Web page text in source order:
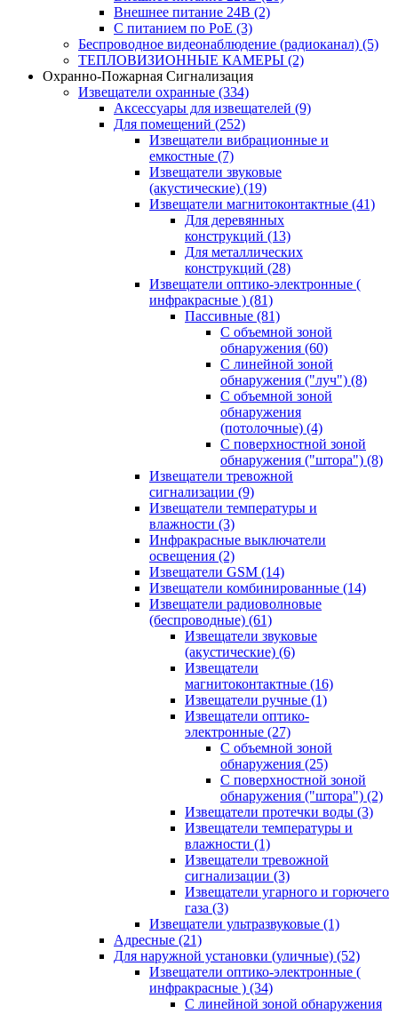
Внешнее питание 24В (2)
С питанием по PoE (3)
Беспроводное видеонаблюдение (радиоканал) (5)
ТЕПЛОВИЗИОННЫЕ КАМЕРЫ (2)
Охранно-Пожарная Сигнализация
Извещатели охранные (334)
Аксессуары для извещателей (9)
Для помещений (252)
Извещатели вибрационные и
емкостные (7)
Извещатели звуковые
(акустические) (19)
Извещатели магнитоконтактные (41)
Для деревянных
конструкций (13)
Для металлических
конструкций (28)
Извещатели оптико-электронные (
инфракрасные ) (81)
Пассивные (81)
С объемной зоной
обнаружения (60)
С линейной зоной
обнаружения ("луч") (8)
С объемной зоной
обнаружения
(потолочные) (4)
С поверхностной зоной
обнаружения ("штора") (8)
Извещатели тревожной
сигнализации (9)
Извещатели температуры и
влажности (3)
Инфракрасные выключатели
освещения (2)
Извещатели GSM (14)
Извещатели комбинированные (14)
Извещатели радиоволновые
(беспроводные) (61)
Извещатели звуковые
(акустические) (6)
Извещатели
магнитоконтактные (16)
Извещатели ручные (1)
Извещатели оптико-
электронные (27)
С объемной зоной
обнаружения (25)
С поверхностной зоной
обнаружения ("штора") (2)
Извещатели протечки воды (3)
Извещатели температуры и
влажности (1)
Извещатели тревожной
сигнализации (3)
Извещатели угарного и горючего
газа (3)
Извещатели ультразвуковые (1)
Адресные (21)
Для наружной установки (уличные) (52)
Извещатели оптико-электронные (
инфракрасные ) (34)
С линейной зоной обнаружения